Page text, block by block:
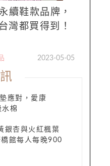
續鞋款品牌，
灣都買得到！
2023-05-05
應對，愛康
棉
銀杏與火紅楓葉
館每人每晚900